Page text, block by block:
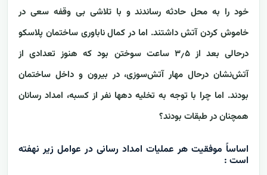
خود را به محل حادثه رساندند و با تلاشی بی وقفه سعی در
خاموش کردن آتش داشتند. اما در کمال ناباوری ساختمان پلاسکو
درحالی بعد از ۳٫۵ ساعت سوختن بود که هنوز تعدادی از
آتش‌نشان درحال مهار آتش‌سوزی، در بیرون و داخل ساختمان
بودند. اما چرا با توجه به تخلیه دهها نفر از کسبه، امداد رسانان
همچنان در طبقات بودند؟
اساساً موفقیت هر عملیات امداد رسانی در عوامل زیر نهفته
است :